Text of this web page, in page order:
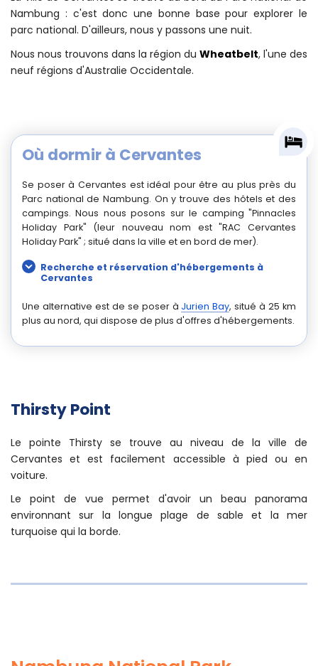
Cervantes
Nambung : c'est donc une bonne base pour explorer le
parc national. D'ailleurs, nous y passons une nuit.
Où dormir à Cervantes
Se poser à Cervantes est idéal pour être au plus près du
Parc national de Nambung. On y trouve des hôtels et des
campings. Nous nous posons sur le camping "Pinnacles
Holiday Park" (leur nouveau nom est "RAC Cervantes
Recherche et réservation d'hébergements à
Cervantes
Thirsty Point
Le pointe Thirsty se trouve au niveau de la ville de
Cervantes et est facilement accessible à pied ou en
voiture.
turquoise qui la borde.